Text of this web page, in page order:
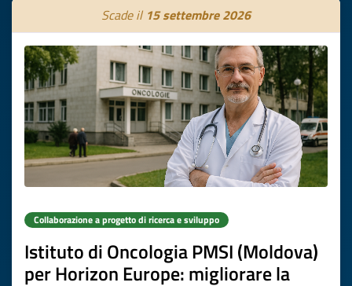
Scade il 15 settembre 2026
Collaborazione a progetto di ricerca e sviluppo
Istituto di Oncologia PMSI (Moldova)
per Horizon Europe: migliorare la